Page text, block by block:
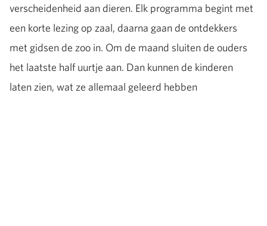
verscheidenheid aan dieren. Elk programma begint met
een korte lezing op zaal, daarna gaan de ontdekkers
met gidsen de zoo in. Om de maand sluiten de ouders
het laatste half uurtje aan. Dan kunnen de kinderen
laten zien, wat ze allemaal geleerd hebben